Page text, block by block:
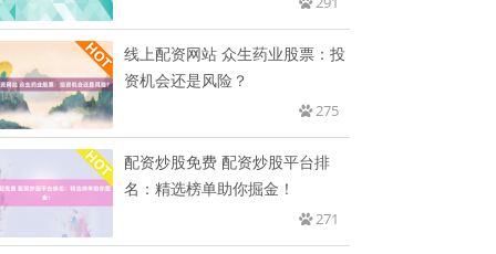
线上配资网站 众生药业股票：投
资机会还是风险？
275
配资炒股免费 配资炒股平台排
名：精选榜单助你掘金！
271